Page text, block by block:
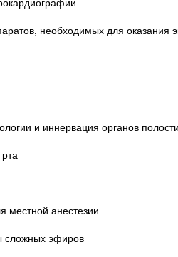
необходимых для оказания
и иннервация органов
местной анестезии
сложных эфиров